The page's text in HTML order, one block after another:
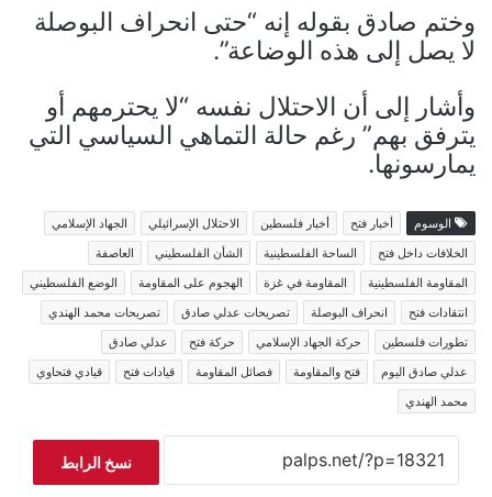
وختم صادق بقوله إنه “حتى انحراف البوصلة
لا يصل إلى هذه الوضاعة”.
وأشار إلى أن الاحتلال نفسه “لا يحترمهم أو
يترفق بهم” رغم حالة التماهي السياسي التي
يمارسونها.
الوسوم أخبار فتح أخبار فلسطين الاحتلال الإسرائيلي
الجهاد الإسلامي
الخلافات داخل فتح
الساحة الفلسطينية الشأن الفلسطيني
العاصفة
المقاومة الفلسطينية
المقاومة في غزة الهجوم على المقاومة
الوضع الفلسطيني
انتقادات فتح
انحراف البوصلة تصريحات عدلي صادق
تصريحات محمد الهندي
تطورات فلسطين
حركة الجهاد الإسلامي حركة فتح
عدلي صادق
عدلي صادق اليوم
فتح والمقاومة فصائل المقاومة قيادات فتح
قيادي فتحاوي
محمد الهندي
نسخ الرابط